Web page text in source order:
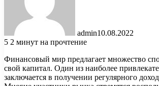
admin10.08.2022
5 2 минут на прочтение
Финансовый мир предлагает множество
свой капитал. Один из наиболее
заключается в получении регулярного